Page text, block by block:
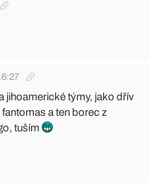
jihoamerické týmy, jako dřív
a ten borec z
tuším